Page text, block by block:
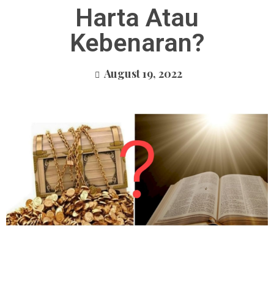
Harta Atau
Kebenaran?
August 19, 2022